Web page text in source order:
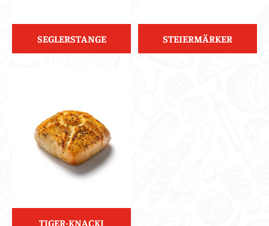
SEGLERSTANGE STEIERMÄRKER
TIGER-KNACKI